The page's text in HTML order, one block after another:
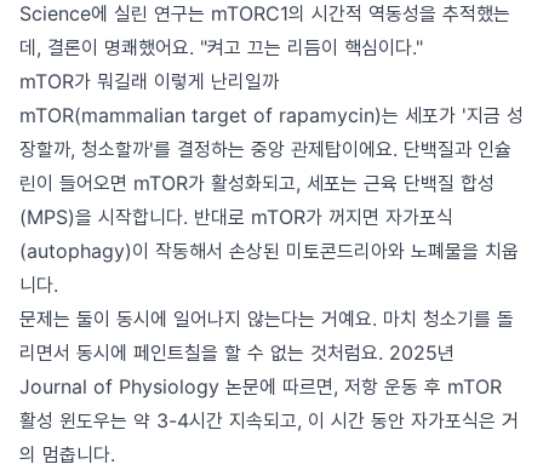
Science에 실린 연구는 mTORC1의 시간적 역동성을 추적했는
데, 결론이 명쾌했어요. "켜고 끄는 리듬이 핵심이다."
mTOR가 뭐길래 이렇게 난리일까
mTOR(mammalian target of rapamycin)는 세포가 '지금 성
장할까, 청소할까'를 결정하는 중앙 관제탑이에요. 단백질과 인슐
린이 들어오면 mTOR가 활성화되고, 세포는 근육 단백질 합성
(MPS)을 시작합니다. 반대로 mTOR가 꺼지면 자가포식
(autophagy)이 작동해서 손상된 미토콘드리아와 노폐물을 치웁
니다.
문제는 둘이 동시에 일어나지 않는다는 거예요. 마치 청소기를 돌
리면서 동시에 페인트칠을 할 수 없는 것처럼요. 2025년
Journal of Physiology 논문에 따르면, 저항 운동 후 mTOR
활성 윈도우는 약 3-4시간 지속되고, 이 시간 동안 자가포식은 거
의 멈춥니다.